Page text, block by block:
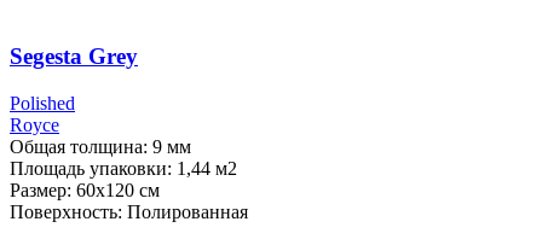
Segesta Grey
Polished
Royce
Общая толщина: 9 мм
Площадь упаковки: 1,44 м2
Размер: 60х120 см
Поверхность: Полированная